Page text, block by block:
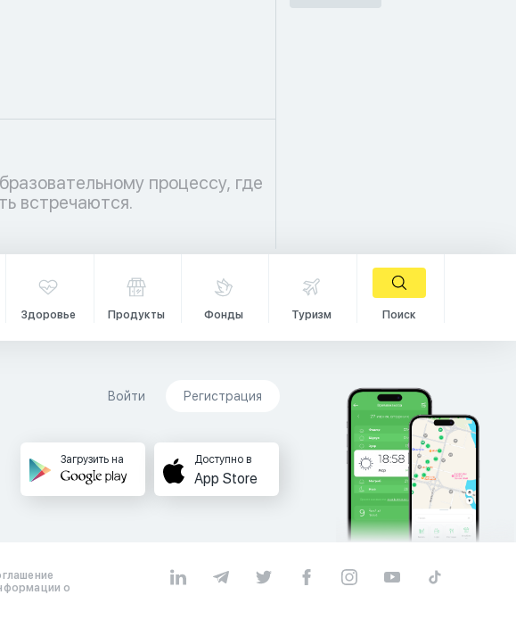
встречаются.
Здоровье Продукты Фонды Туризм Поиск
Войти Регистрация
Загрузить на Доступно в
App Store
о